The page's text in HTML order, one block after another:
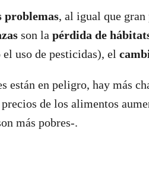
problemas, al igual que gran
son la pérdida de
el uso de pesticidas), el
están en peligro, hay más
de los alimentos
más pobres-.